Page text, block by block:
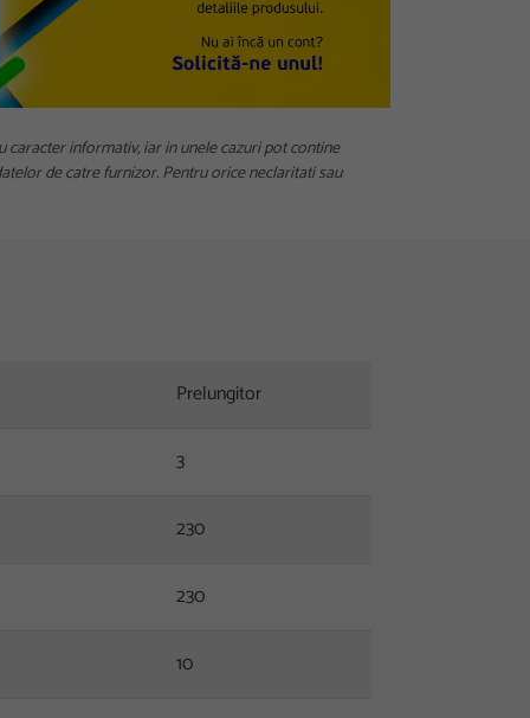
caracter informativ, iar in unele cazuri pot contine
de catre furnizor. Pentru orice neclaritati sau
Prelungitor
3
230
230
10